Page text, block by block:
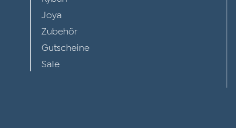
Joya
Zubehör
Gutscheine
Sale